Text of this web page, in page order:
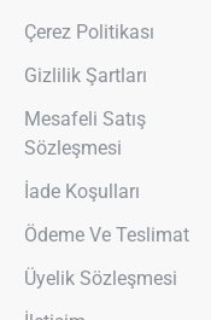
Çerez Politikası
Gizlilik Şartları
Mesafeli Satış
Sözleşmesi
İade Koşulları
Ödeme Ve Teslimat
Üyelik Sözleşmesi